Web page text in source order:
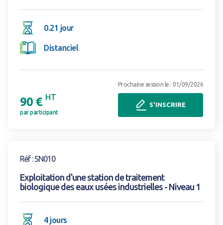
0.21 jour
Distanciel
90 € HT
par participant
Prochaine session le : 01/09/2026
S'INSCRIRE
Réf : SN010
Exploitation d'une station de traitement
biologique des eaux usées industrielles - Niveau 1
4 jours